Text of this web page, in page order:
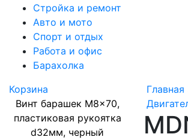
Стройка и ремонт
Авто и мото
Спорт и отдых
Работа и офис
Барахолка
Корзина
Винт барашек M8x70,
пластиковая рукоятка
d32мм, черный
Главная